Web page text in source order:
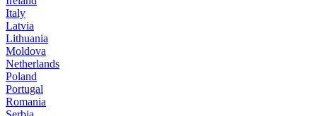
Italy
Latvia
Lithuania
Moldova
Netherlands
Poland
Portugal
Romania